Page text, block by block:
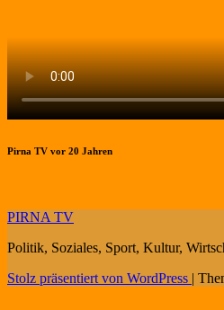
Pirna TV vor 20 Jahren
PIRNA TV
Politik, Soziales, Sport, Kultur,
Stolz präsentiert von WordPress |